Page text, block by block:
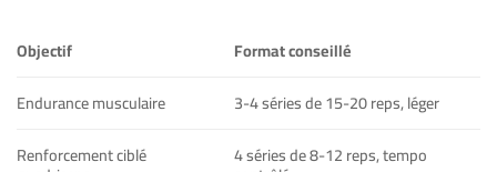
Objectif
Format conseillé
Endurance musculaire
3-4 séries de 15-20 reps, léger
Renforcement ciblé
4 séries de 8-12 reps, tempo